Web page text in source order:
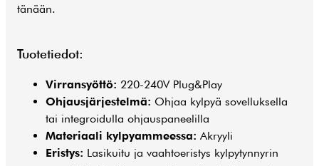
tänään.
Tuotetiedot:
Virransyöttö: 220-240V Plug&Play
Ohjausjärjestelmä: Ohjaa kylpyä sovelluksella
tai integroidulla ohjauspaneelilla
Materiaali kylpyammeessa: Akryyli
Eristys: Lasikuitu ja vaahtoeristys kylpytynnyrin